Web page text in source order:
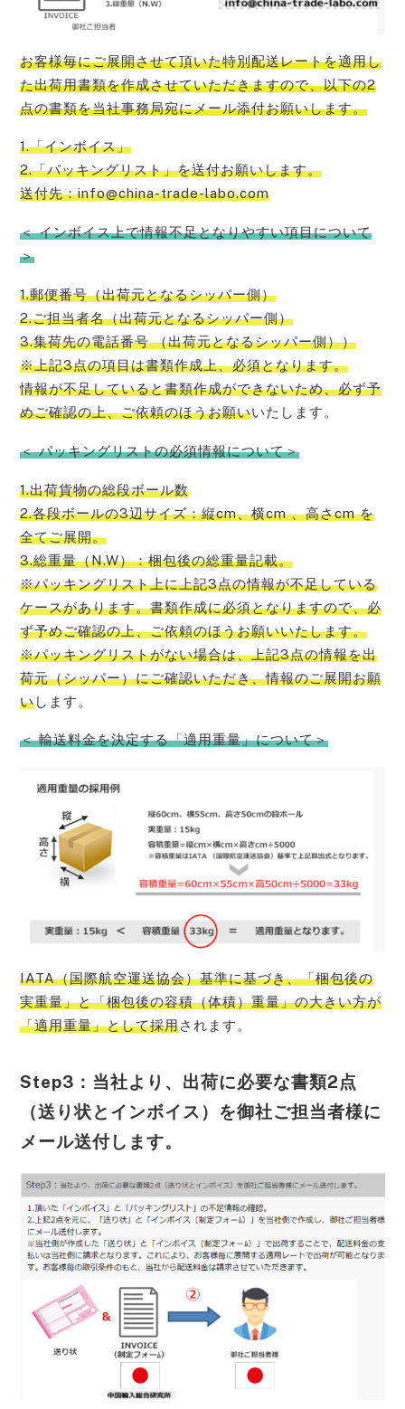
お客様毎にご展開させて頂いた特別配送レートを適用し
た出荷用書類を作成させていただきますので、以下の2
点の書類を当社事務局宛にメール添付お願いします。
1.「インボイス」
2.「パッキングリスト」を送付お願いします。
送付先：info@china-trade-labo.com
＜ インボイス上で情報不足となりやすい項目について
＞
1.郵便番号（出荷元となるシッパー側）
2.ご担当者名（出荷元となるシッパー側）
3.集荷先の電話番号 （出荷元となるシッパー側））
※上記3点の項目は書類作成上、必須となります。
情報が不足していると書類作成ができないため、必ず予
めご確認の上、ご依頼のほうお願いいたします。
＜ パッキングリストの必須情報について＞
1.出荷貨物の総段ボール数
2.各段ボールの3辺サイズ：縦cm、横cm 、高さcm を
全てご展開。
3.総重量（N.W）：梱包後の総重量記載。
※パッキングリスト上に上記3点の情報が不足している
ケースがあります。書類作成に必須となりますので、必
ず予めご確認の上、ご依頼のほうお願いいたします。
※パッキングリストがない場合は、上記3点の情報を出
荷元（シッパー）にご確認いただき、情報のご展開お願
いします。
＜ 輸送料金を決定する「適用重量」について＞
IATA（国際航空運送協会）基準に基づき、「梱包後の
実重量」と「梱包後の容積（体積）重量」の大きい方が
「適用重量」として採用されます。
Step3：当社より、出荷に必要な書類2点
（送り状とインボイス）を御社ご担当者様に
メール送付します。